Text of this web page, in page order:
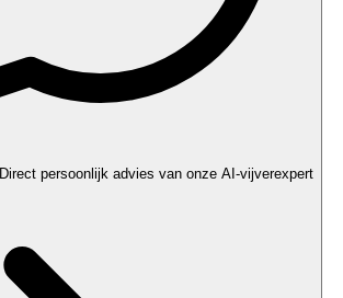
Direct persoonlijk advies van onze AI-vijverexpert